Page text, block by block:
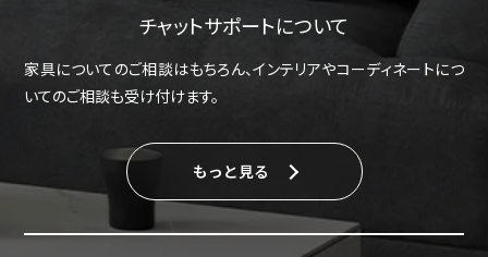
チャットサポートについて
家具についてのご相談はもちろん、インテリアやコーディネートにつ
いてのご相談も受け付けます。
もっと見る